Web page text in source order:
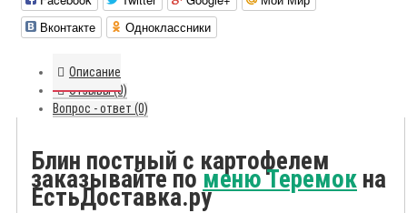
Вконтакте
Одноклассники
Описание
Отзывы (0)
Вопрос - ответ (0)
Блин постный с картофелем
заказывайте поменю Теремок на
ЕстьДоставка.ру